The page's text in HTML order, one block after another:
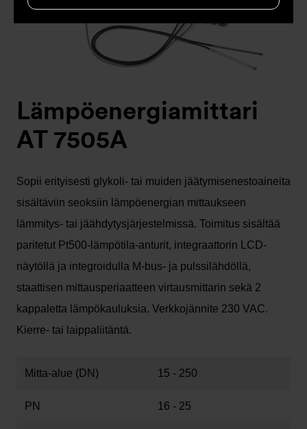
Lämpöenergiamittari
AT 7505A
Sopii erityisesti glykoli- tai muiden jäätymisenestoaineita
sisältäviin seoksiin lämpöenergian mittaukseen
lämmitys- tai jäähdytysjärjestelmissä. Toimitus sisältää
paritetut Pt500-lämpötila-anturit, integraattorin LCD-
näytöllä ja integroidulla M-bus- ja pulssilähdöllä,
staattisen mittausperiaatteen virtausmittarin sekä 2
kappaletta lämpökauluksia. Verkkojännite 230 VAC.
Kierre- tai laippaliitäntä.
Mitta-alue (DN) 15 - 250
PN 16 - 25